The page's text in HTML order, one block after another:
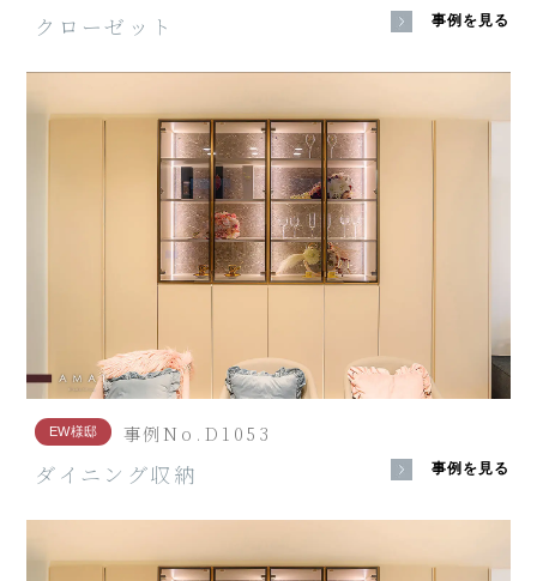
クローゼット 事例を見る
EW様邸 事例No.D1053
ダイニング収納 事例を見る